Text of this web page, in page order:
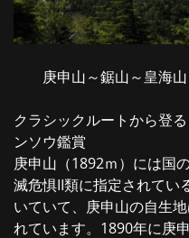
庚申山～鋸山～皇海
クラシックルートから登
ンソウ鑑賞
庚申山（1892ｍ）には国
滅危惧II類に指定されてい
いていて、庚申山の自生
れています。1890年に庚